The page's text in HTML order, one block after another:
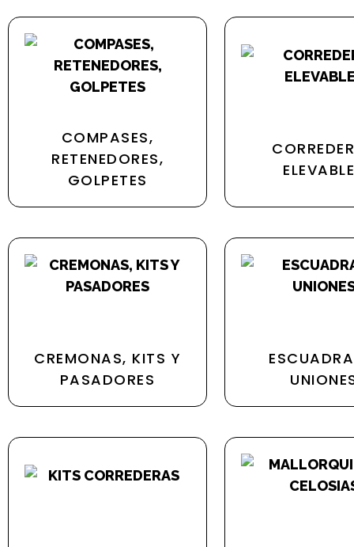
COMPASES,
RETENEDORES,
GOLPETES
CREMONAS, KITS Y
PASADORES